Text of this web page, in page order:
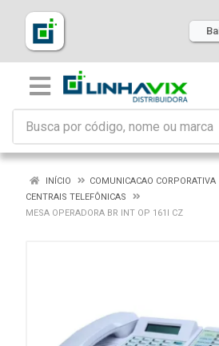
INÍCIO
COMUNICACAO CORPORATIVA
CENTRAIS TELEFÔNICAS
MESA OPERADORA BR INT OP 161I CZ